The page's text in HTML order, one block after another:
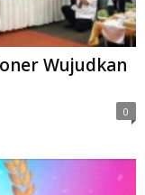
Wujudkan
0